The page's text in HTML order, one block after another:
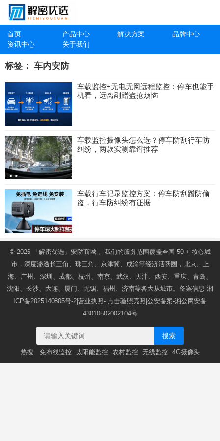
首页 产品中心 解决方案
品牌中心
资讯中心
关于我们
标签： 车内安防
车载监控+无电无网远程监控：停车也能手
机看，远离剐蹭盗抢烦恼
车载监控摄像头怎么选？停车防刮行车防
纠纷，两款实测靠谱推荐
车载行车记录监控方案：停车防刮蹭防偷
盗，行车防纠纷有证据
© 2026 「解密优选」安防商城。我们的服务范围覆盖全国 50 + 核心城
市，深度渗透长三角、珠三角、京津冀、成渝等经济活跃圈，北京、上
海、广州、深圳、成都、杭州、南京、武汉、天津、西安、重庆、青岛、
沈阳、长沙、大连、厦门、无锡、福州、济南等各大从城市。备案信息-湘
ICP备2025140805号-2|营业执照- 点击验照亮照|公安备案-湘公网安备
43010502002104号
搜索
热搜: 免布线监控 太阳能监控 农村监控 无线监控 4G摄像头